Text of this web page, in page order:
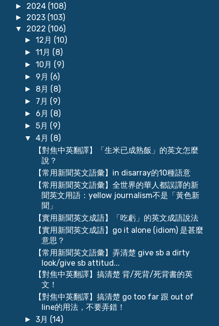
► 2024 (108)
► 2023 (103)
▼ 2022 (106)
►12月 (10)
►11月 (8)
►10月 (9)
► 9月 (6)
► 8月 (8)
► 7月 (9)
► 6月 (8)
►5月 (9)
▼4月 (8)
【對焦中英翻譯】「生米已成熟飯」的英文怎麼
說？
【常用新聞英文語彙】in disarray的10種語意
【常用新聞英文語彙】全世界的華人都誤譯的新
聞英文用語：yellow journalism不是「黃色新
聞」
【實用新聞英文成語】「吃虧」的英文成語說法
【實用新聞英文成語】go it alone (idiom) 是甚麼
意思？
【常用新聞英文語彙】弄清楚 give sb a dirty
look/give sb attitud...
【對焦中英翻譯】搞清楚 背/死背/死背書的英
文！
【對焦中英翻譯】搞清楚 go too far 跟 out of
line的用法，不要弄錯！
►3月 (14)